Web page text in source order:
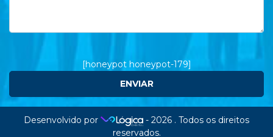
[honeypot honeypot-179]
Desenvolvido por
- 2026 . Todos os direitos
reservados.